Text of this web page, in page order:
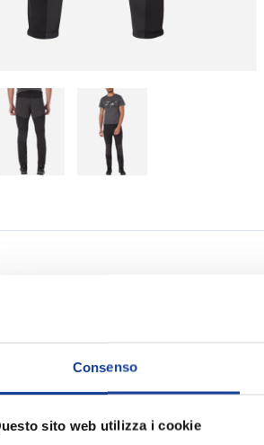
Consenso
sito web utilizza i cookie
sono l'ideale per l'outdoor, offrendo
escursioni e alpinismo. Realizzati con
solare integrata,
rinforzati proteggono da tagli da
il fit perfetto. Le cerniere
e offrono protezione supplementare